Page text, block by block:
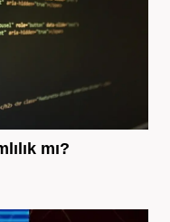
mı?